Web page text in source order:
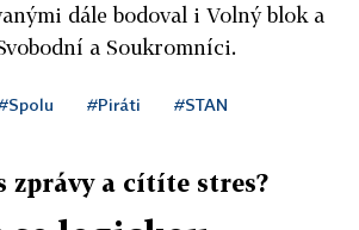
dále bodoval i Volný blok a
a Soukromníci.
#Piráti #STAN
zprávy a cítíte stres?